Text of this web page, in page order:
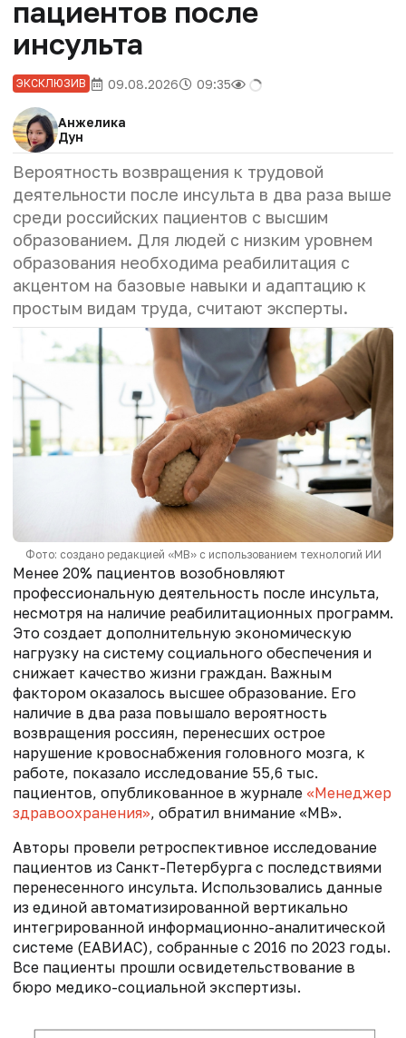
пациентов после
инсульта
ЭКСКЛЮЗИВ 09.08.2026 09:35
Анжелика
Дун
Вероятность возвращения к трудовой
деятельности после инсульта в два раза выше
среди российских пациентов с высшим
образованием. Для людей с низким уровнем
образования необходима реабилитация с
акцентом на базовые навыки и адаптацию к
простым видам труда, считают эксперты.
Фото: создано редакцией «МВ» с использованием технологий ИИ
Менее 20% пациентов возобновляют
профессиональную деятельность после инсульта,
несмотря на наличие реабилитационных программ.
Это создает дополнительную экономическую
нагрузку на систему социального обеспечения и
снижает качество жизни граждан. Важным
фактором оказалось высшее образование. Его
наличие в два раза повышало вероятность
возвращения россиян, перенесших острое
нарушение кровоснабжения головного мозга, к
работе, показало исследование 55,6 тыс.
пациентов, опубликованное в журнале «Менеджер
здравоохранения», обратил внимание «МВ».
Авторы провели ретроспективное исследование
пациентов из Санкт-Петербурга с последствиями
перенесенного инсульта. Использовались данные
из единой автоматизированной вертикально
интегрированной информационно-аналитической
системе (ЕАВИАС), собранные с 2016 по 2023 годы.
Все пациенты прошли освидетельствование в
бюро медико-социальной экспертизы.